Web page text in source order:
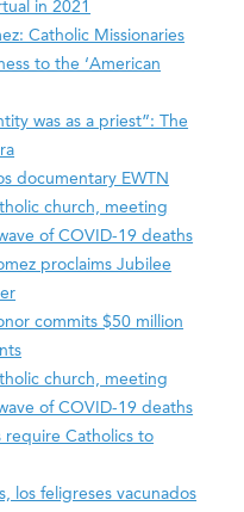
in 2021
Catholic Missionaries
to the ‘American
was as a priest”: The
documentary EWTN
church, meeting
of COVID-19 deaths
proclaims Jubilee
commits $50 million
church, meeting
of COVID-19 deaths
require Catholics to
los feligreses vacunados